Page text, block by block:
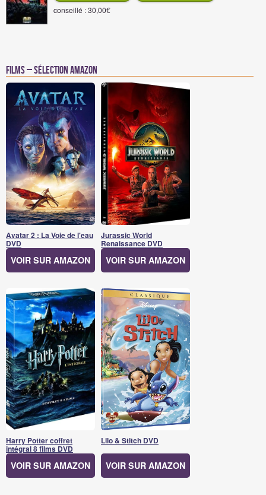
conseillé : 30,00€
Films – Sélection Amazon
Avatar 2 : La Voie de l'eau
DVD
VOIR SUR AMAZON
Jurassic World
Renaissance DVD
VOIR SUR AMAZON
Harry Potter coffret
intégral 8 films DVD
VOIR SUR AMAZON
Lilo & Stitch DVD
VOIR SUR AMAZON